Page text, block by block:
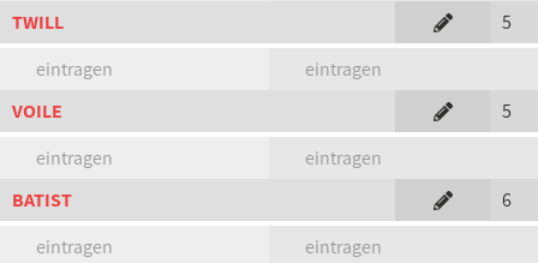
TWILL
5
eintragen
eintragen
VOILE
5
eintragen
eintragen
BATIST
6
eintragen
eintragen